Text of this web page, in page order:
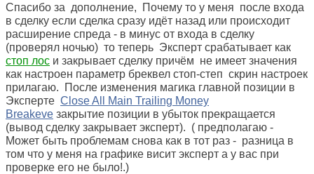
Спасибо за дополнение, Почему то у меня после входа
в сделку если сделка сразу идёт назад или происходит
расширение спреда - в минус от входа в сделку
(проверял ночью) то теперь Эксперт срабатывает как
стоп лос и закрывает сделку причём не имеет значения
как настроен параметр бреквел стоп-степ скрин настроек
прилагаю. После изменения магика главной позиции в
Эксперте Close All Main Trailing Money
Breakeve закрытие позиции в убыток прекращается
(вывод сделку закрывает эксперт). ( предполагаю -
Может быть проблемам снова как в тот раз - разница в
том что у меня на графике висит эксперт а у вас при
проверке его не было!.)